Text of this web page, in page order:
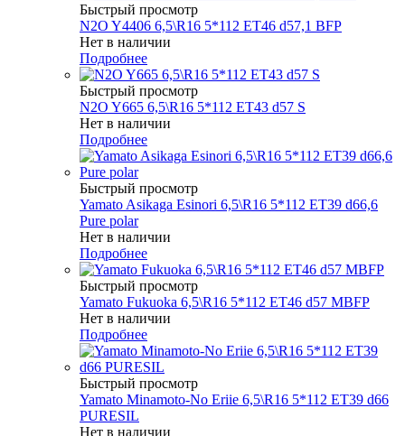
Быстрый просмотр
N2O Y4406 6,5\R16 5*112 ET46 d57,1 BFP
Нет в наличии
Подробнее
Быстрый просмотр
N2O Y665 6,5\R16 5*112 ET43 d57 S
Нет в наличии
Подробнее
Быстрый просмотр
Yamato Asikaga Esinori 6,5\R16 5*112 ET39 d66,6
Pure polar
Нет в наличии
Подробнее
Быстрый просмотр
Yamato Fukuoka 6,5\R16 5*112 ET46 d57 MBFP
Нет в наличии
Подробнее
Быстрый просмотр
Yamato Minamoto-No Eriie 6,5\R16 5*112 ET39 d66
PURESIL
Нет в наличии